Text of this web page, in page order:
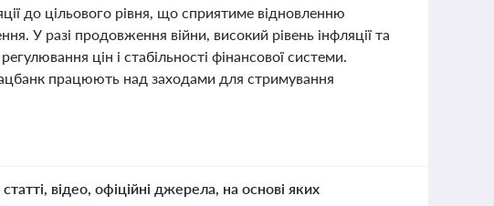
до цільового рівня, що сприятиме відновленню
У разі продовження війни, високий рівень інфляції та
цін і стабільності фінансової системи.
працюють над заходами для стримування
відео, офіційні джерела, на основі яких